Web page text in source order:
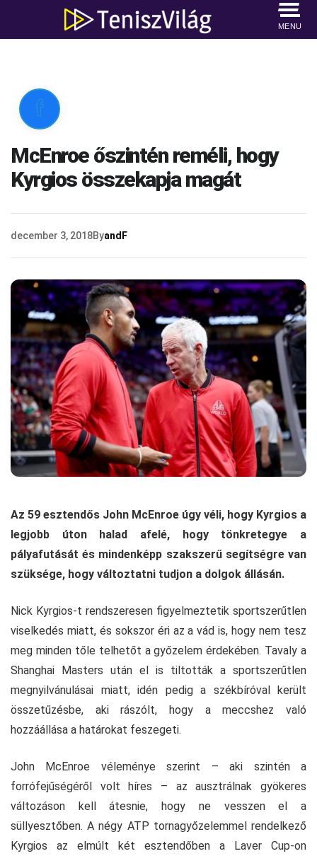
MENU

McEnroe őszintén reméli, hogy
Kyrgios összekapja magát
december 3, 2018ByandF
Az 59 esztendős John McEnroe úgy véli, hogy Kyrgios a
legjobb úton halad afelé, hogy tönkretegye a
pályafutását és mindenképp szakszerű segítségre van
szüksége, hogy változtatni tudjon a dolgok állásán.
Nick Kyrgios-t rendszeresen figyelmeztetik sportszerűtlen
viselkedés miatt, és sokszor éri az a vád is, hogy nem tesz
meg minden tőle telhetőt a győzelem érdekében. Tavaly a
Shanghai Masters után el is tiltották a sportszerűtlen
megnyilvánulásai miatt, idén pedig a székbíróval került
összetűzésbe, aki rászólt, hogy a meccshez való
hozzáállása a határokat feszegeti.
John McEnroe véleménye szerint – aki szintén a
forrófejűségéről volt híres – az ausztrálnak gyökeres
változáson kell átesnie, hogy ne vesszen el a
süllyesztőben. A négy ATP tornagyőzelemmel rendelkező
Kyrgios az elmúlt két esztendőben a Laver Cup-on